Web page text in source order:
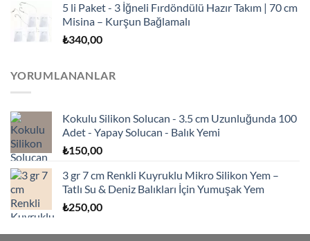
5 li Paket - 3 İğneli Fırdöndülü Hazır Takım | 70 cm
Misina – Kurşun Bağlamalı
₺340,00
YORUMLANANLAR
Kokulu Silikon Solucan - 3.5 cm Uzunluğunda 100
Adet - Yapay Solucan - Balık Yemi
₺150,00
3 gr 7 cm Renkli Kuyruklu Mikro Silikon Yem –
Tatlı Su & Deniz Balıkları İçin Yumuşak Yem
₺250,00